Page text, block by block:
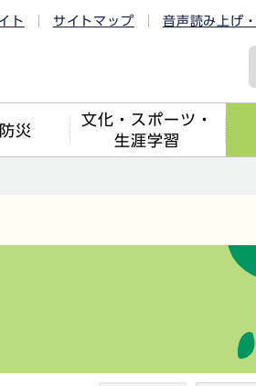
ト サイトマップ 音声読み上げ
災
文化・スポーツ・
生涯学習